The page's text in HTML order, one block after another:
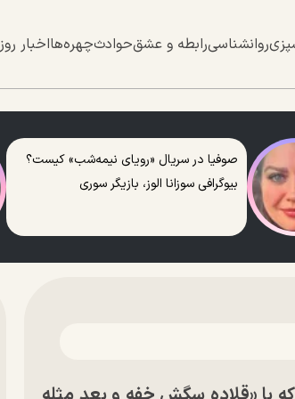
روانشناسیرابطه و عشقحوادثچهره‌هااخبار روز
صوفیا در سریال «رویای نیمه‌شب» کیست؟
بیوگرافی سوزانا الوز، بازیگر سوری